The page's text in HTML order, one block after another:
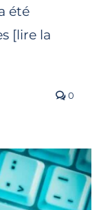
été
[lire la
0